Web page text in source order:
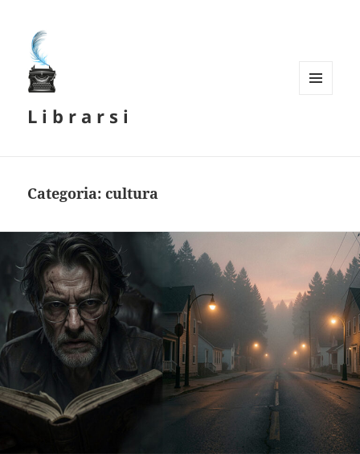
L i b r a r s i
Categoria:cultura